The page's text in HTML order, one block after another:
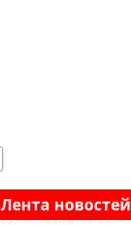
Лента новостей